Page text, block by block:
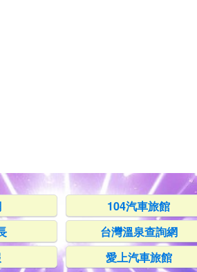
104汽車旅館
台灣溫泉查詢網
愛上汽車旅館